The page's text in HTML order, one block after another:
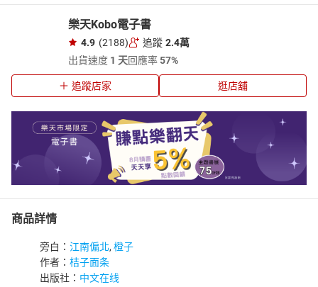
樂天Kobo電子書
4.9 (2188) 追蹤 2.4萬
出貨速度 1 天回應率57%
追蹤店家 逛店舖
商品詳情
旁白： 江南偏北, 橙子
作者： 桔子面条
出版社： 中文在线